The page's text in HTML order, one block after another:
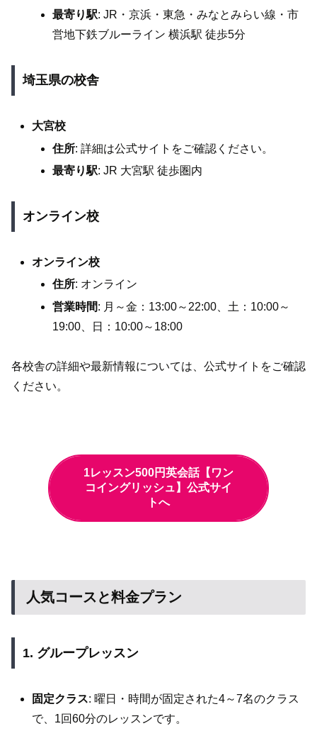
最寄り駅: JR・京浜・東急・みなとみらい線・市
営地下鉄ブルーライン 横浜駅 徒歩5分
埼玉県の校舎
大宮校
住所: 詳細は公式サイトをご確認ください。
最寄り駅: JR 大宮駅 徒歩圏内
オンライン校
オンライン校
住所: オンライン
営業時間: 月～金：13:00～22:00、土：10:00～
19:00、日：10:00～18:00
各校舎の詳細や最新情報については、公式サイトをご確認
ください。
1レッスン500円英会話【ワン
コイングリッシュ】公式サイ
トへ
人気コースと料金プラン
1. グループレッスン
固定クラス: 曜日・時間が固定された4～7名のクラス
で、1回60分のレッスンです。